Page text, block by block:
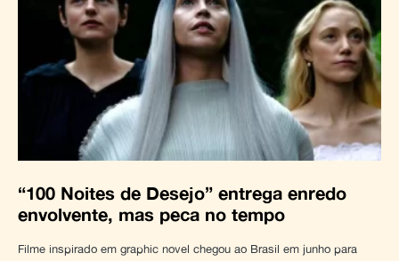
“100 Noites de Desejo” entrega enredo
envolvente, mas peca no tempo
Filme inspirado em graphic novel chegou ao Brasil em junho para